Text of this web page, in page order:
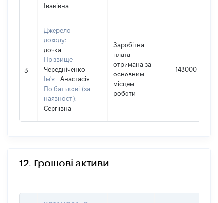
Іванівна
3
Джерело
доходу:
дочка
Прізвище:
Чередніченко
Ім'я:
Анастасія
По батькові (за
наявності):
Сергіївна
Заробітна
плата
отримана за
основним
місцем
роботи
148000
12. Грошові активи